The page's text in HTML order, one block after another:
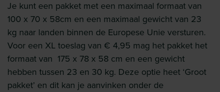
Je kunt een pakket met een maximaal formaat van
100 x 70 x 58cm en een maximaal gewicht van 23
kg naar landen binnen de Europese Unie versturen.
Voor een XL toeslag van € 4,95 mag het pakket het
formaat van 175 x 78 x 58 cm en een gewicht
hebben tussen 23 en 30 kg. Deze optie heet ‘Groot
pakket’ en dit kan je aanvinken onder de